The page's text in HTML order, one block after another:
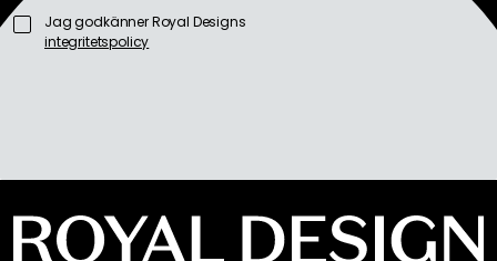
Jag godkänner Royal Designs
integritetspolicy